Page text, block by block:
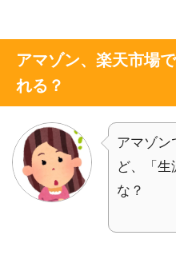
アマゾン、楽天市場
れる？
アマゾン
ど、「生
な？